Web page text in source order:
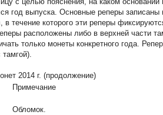
год выпуска. Основные реперы
течение которого эти реперы
расположены либо в верхней части
только монеты конкретного года.
2014 г. (продолжение)
Примечание
Обломок.